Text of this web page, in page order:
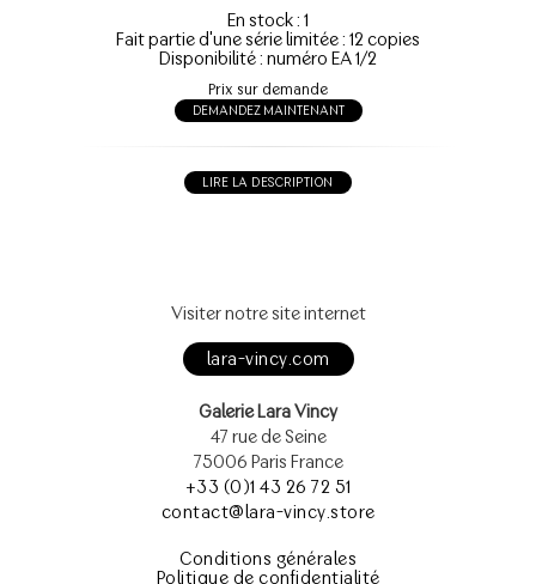
En stock : 1
Fait partie d'une série limitée : 12 copies
Disponibilité : numéro EA 1/2
Prix sur demande
DEMANDEZ MAINTENANT
LIRE LA DESCRIPTION
Visiter notre site internet
lara-vincy.com
Galerie Lara Vincy
47 rue de Seine
75006 Paris France
+33 (0)1 43 26 72 51
contact@lara-vincy.store
Conditions générales
Politique de confidentialité